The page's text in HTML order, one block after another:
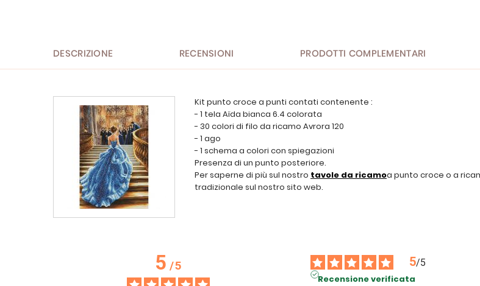
immagini
DESCRIZIONE RECENSIONI PRODOTTI COMPLEMENTARI
Kit punto croce a punti contati contenente :
- 1 tela Aïda bianca 6.4 colorata
- 30 colori di filo da ricamo Avrora 120
- 1 ago
- 1 schema a colori con spiegazioni
Presenza di un punto posteriore.
Per saperne di più sul nostro tavole da ricamoa punto croce o a
tradizionale sul nostro sito web.
5/5 5/5
Recensione verificata